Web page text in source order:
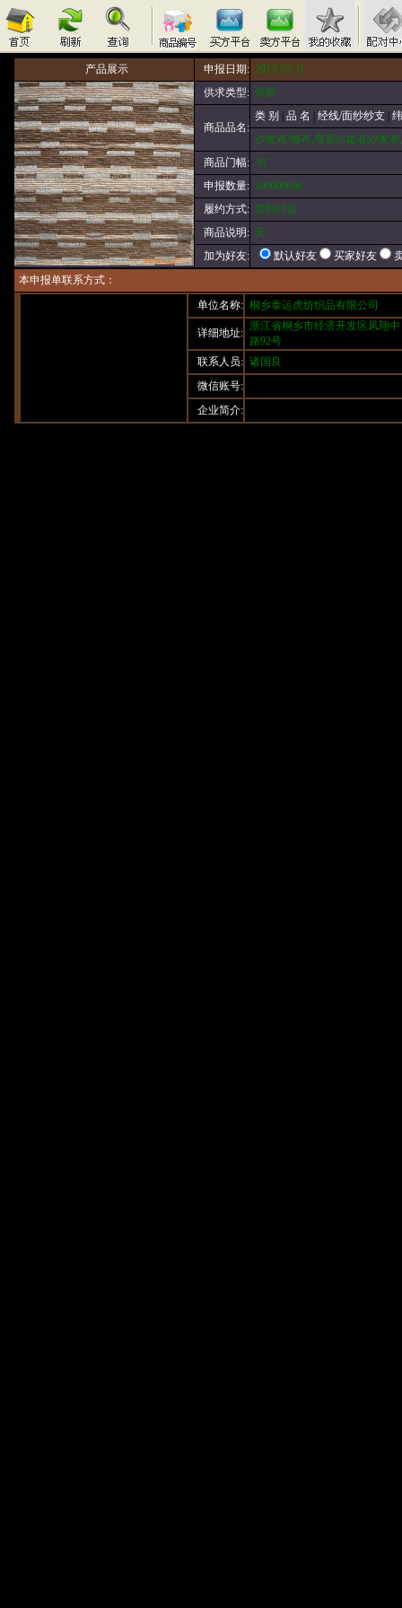
产品展示 申报日期: 2013-05-31
供求类型: 供应
商品品名:
类 别 品 名 经线/面纱纱支
沙发布/墙布,雪尼尔提花沙发
商品门幅: 56"
申报数量: 1000000米
履约方式: 货到付款
商品说明: 无
加为好友:
默认好友 买家好友
本申报单联系方式：
单位名称: 桐乡泰运虎纺织品有限公司
详细地址:
浙江省桐乡市经济开发区凤翔中
路92号
联系人员: 诸国良
微信账号:
企业简介: